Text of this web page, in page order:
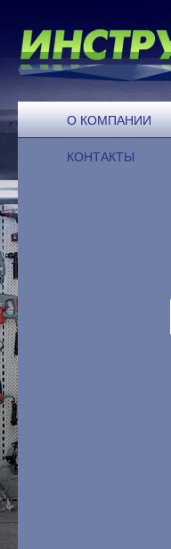
О КОМПАНИИ
КОНТАКТЫ